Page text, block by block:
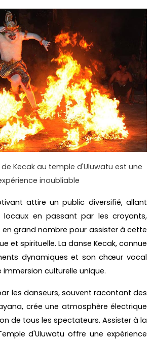
Kecak au temple d'Uluwatu est une
inoubliable
attire un public diversifié, allant
locaux en passant par les croyants,
en grand nombre pour assister à cette
et spirituelle. La danse Kecak, connue
dynamiques et son chœur vocal
culturelle unique.
les danseurs, souvent racontant des
crée une atmosphère électrique
de tous les spectateurs. Assister à la
d'Uluwatu offre une expérience